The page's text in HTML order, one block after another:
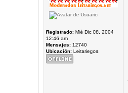
Registrado:Mié Dic 08, 2004
12:46 am
Mensajes:12740
Ubicación:Leitariegos